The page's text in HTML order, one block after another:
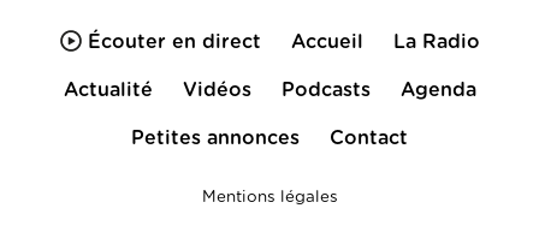
Écouter en direct Accueil La Radio
Actualité Vidéos Podcasts Agenda
Petites annonces Contact
Mentions légales